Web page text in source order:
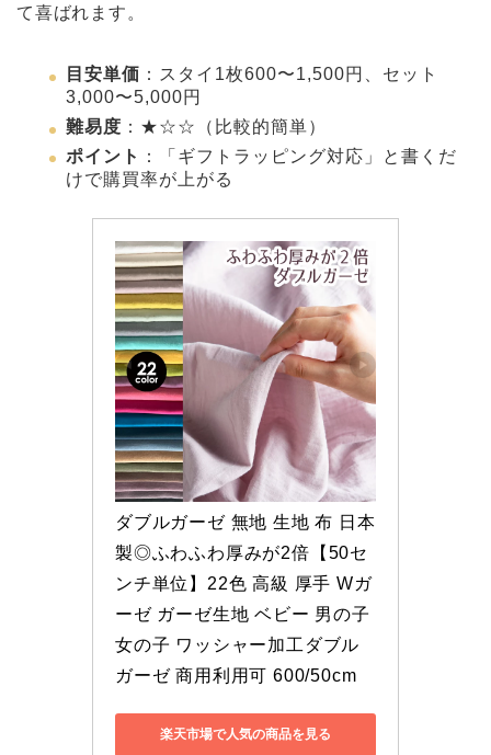
て喜ばれます。
目安単価 ：スタイ1枚600〜1,500円、セット
3,000〜5,000円
難易度 ：★☆☆（比較的簡単）
ポイント
：「ギフトラッピング対応」と書くだ
けで購買率が上がる
ダブルガーゼ 無地 生地 布 日本
製◎ふわふわ厚みが2倍【50セ
ンチ単位】22色 高級 厚手 Wガ
ーゼ ガーゼ生地 ベビー 男の子
女の子 ワッシャー加工ダブル
ガーゼ 商用利用可 600/50cm
楽天市場で人気の商品を見る